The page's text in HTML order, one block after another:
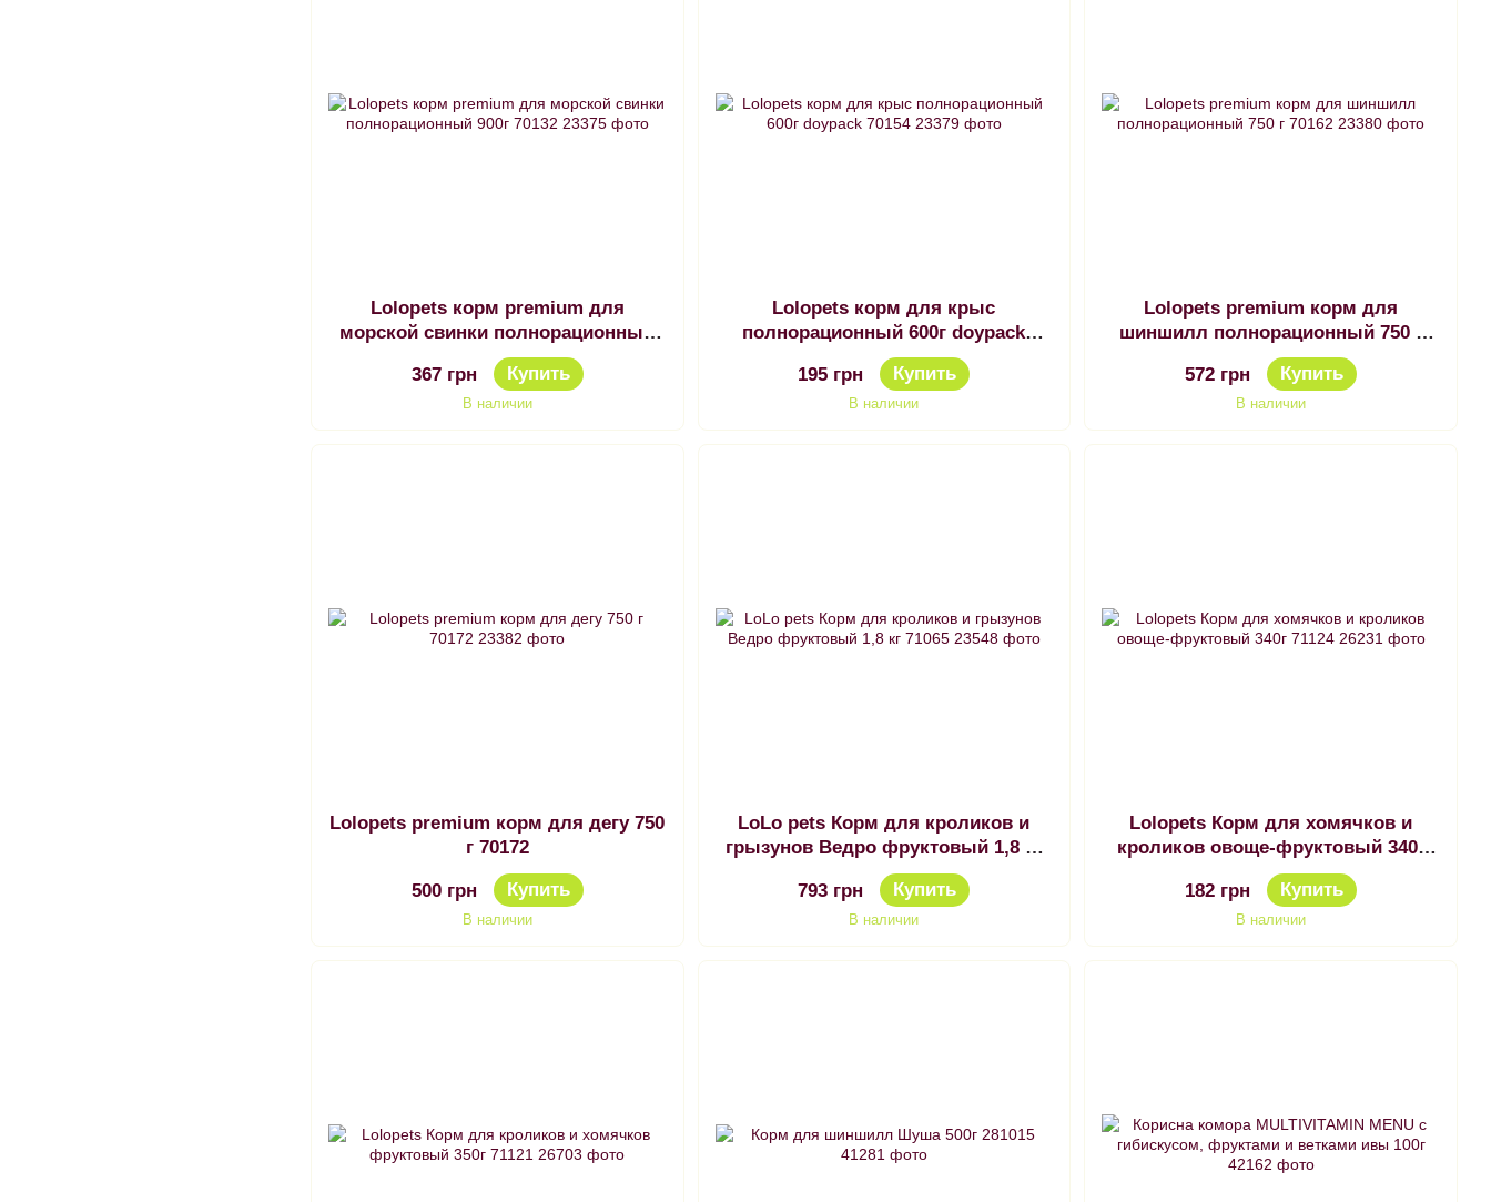
Lolopets корм premium для
морской свинки полнорационный
900г 70132
367 грн
Купить
В наличии
Lolopets корм для крыс
полнорационный 600г doypack
70154
195 грн
Купить
В наличии
Lolopets premium корм для
шиншилл полнорационный 750 г
70162
572 грн
Купить
В наличии
Lolopets premium корм для дегу 750
г 70172
500 грн Купить
В наличии
LoLo pets Корм для кроликов и
грызунов Ведро фруктовый 1,8 кг
71065
793 грн
Купить
В наличии
Lolopets Корм для хомячков и
кроликов овоще-фруктовый 340г
71124
182 грн
Купить
В наличии